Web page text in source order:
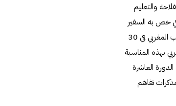
والتعليم
خص به السفير
حكيم "السياسة" بمناسبة اقتراب حلول الذكرى الـ 22 لعيد العرش الذي يحتفل به الشعب المغربي في 30
بهذه المناسبة
انعقاد الدورة العاشرة
السنة الحالية مع وجود 110 اتفاقيات ومذكرات تفاهم